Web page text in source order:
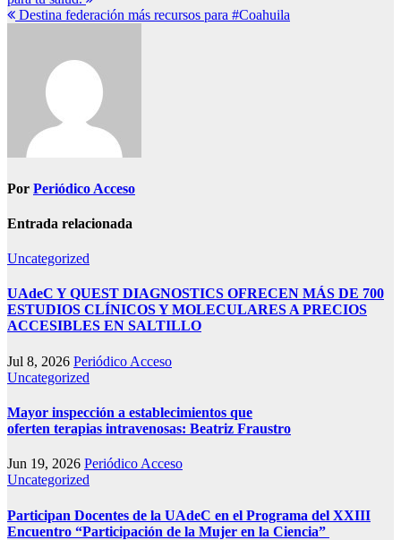
deDestina federación más recursos para #Coahuila
Por Periódico Acceso
Entrada relacionada
Uncategorized
UAdeC Y QUEST DIAGNOSTICS OFRECEN MÁS DE 700
ESTUDIOS CLÍNICOS Y MOLECULARES A PRECIOS
ACCESIBLES EN SALTILLO
Jul 8, 2026 Periódico Acceso
Uncategorized
Mayor inspección a establecimientos que
oferten terapias intravenosas: Beatriz Fraustro
Jun 19, 2026 Periódico Acceso
Uncategorized
Participan Docentes de la UAdeC en el Programa del XXIII
Encuentro “Participación de la Mujer en la Ciencia”